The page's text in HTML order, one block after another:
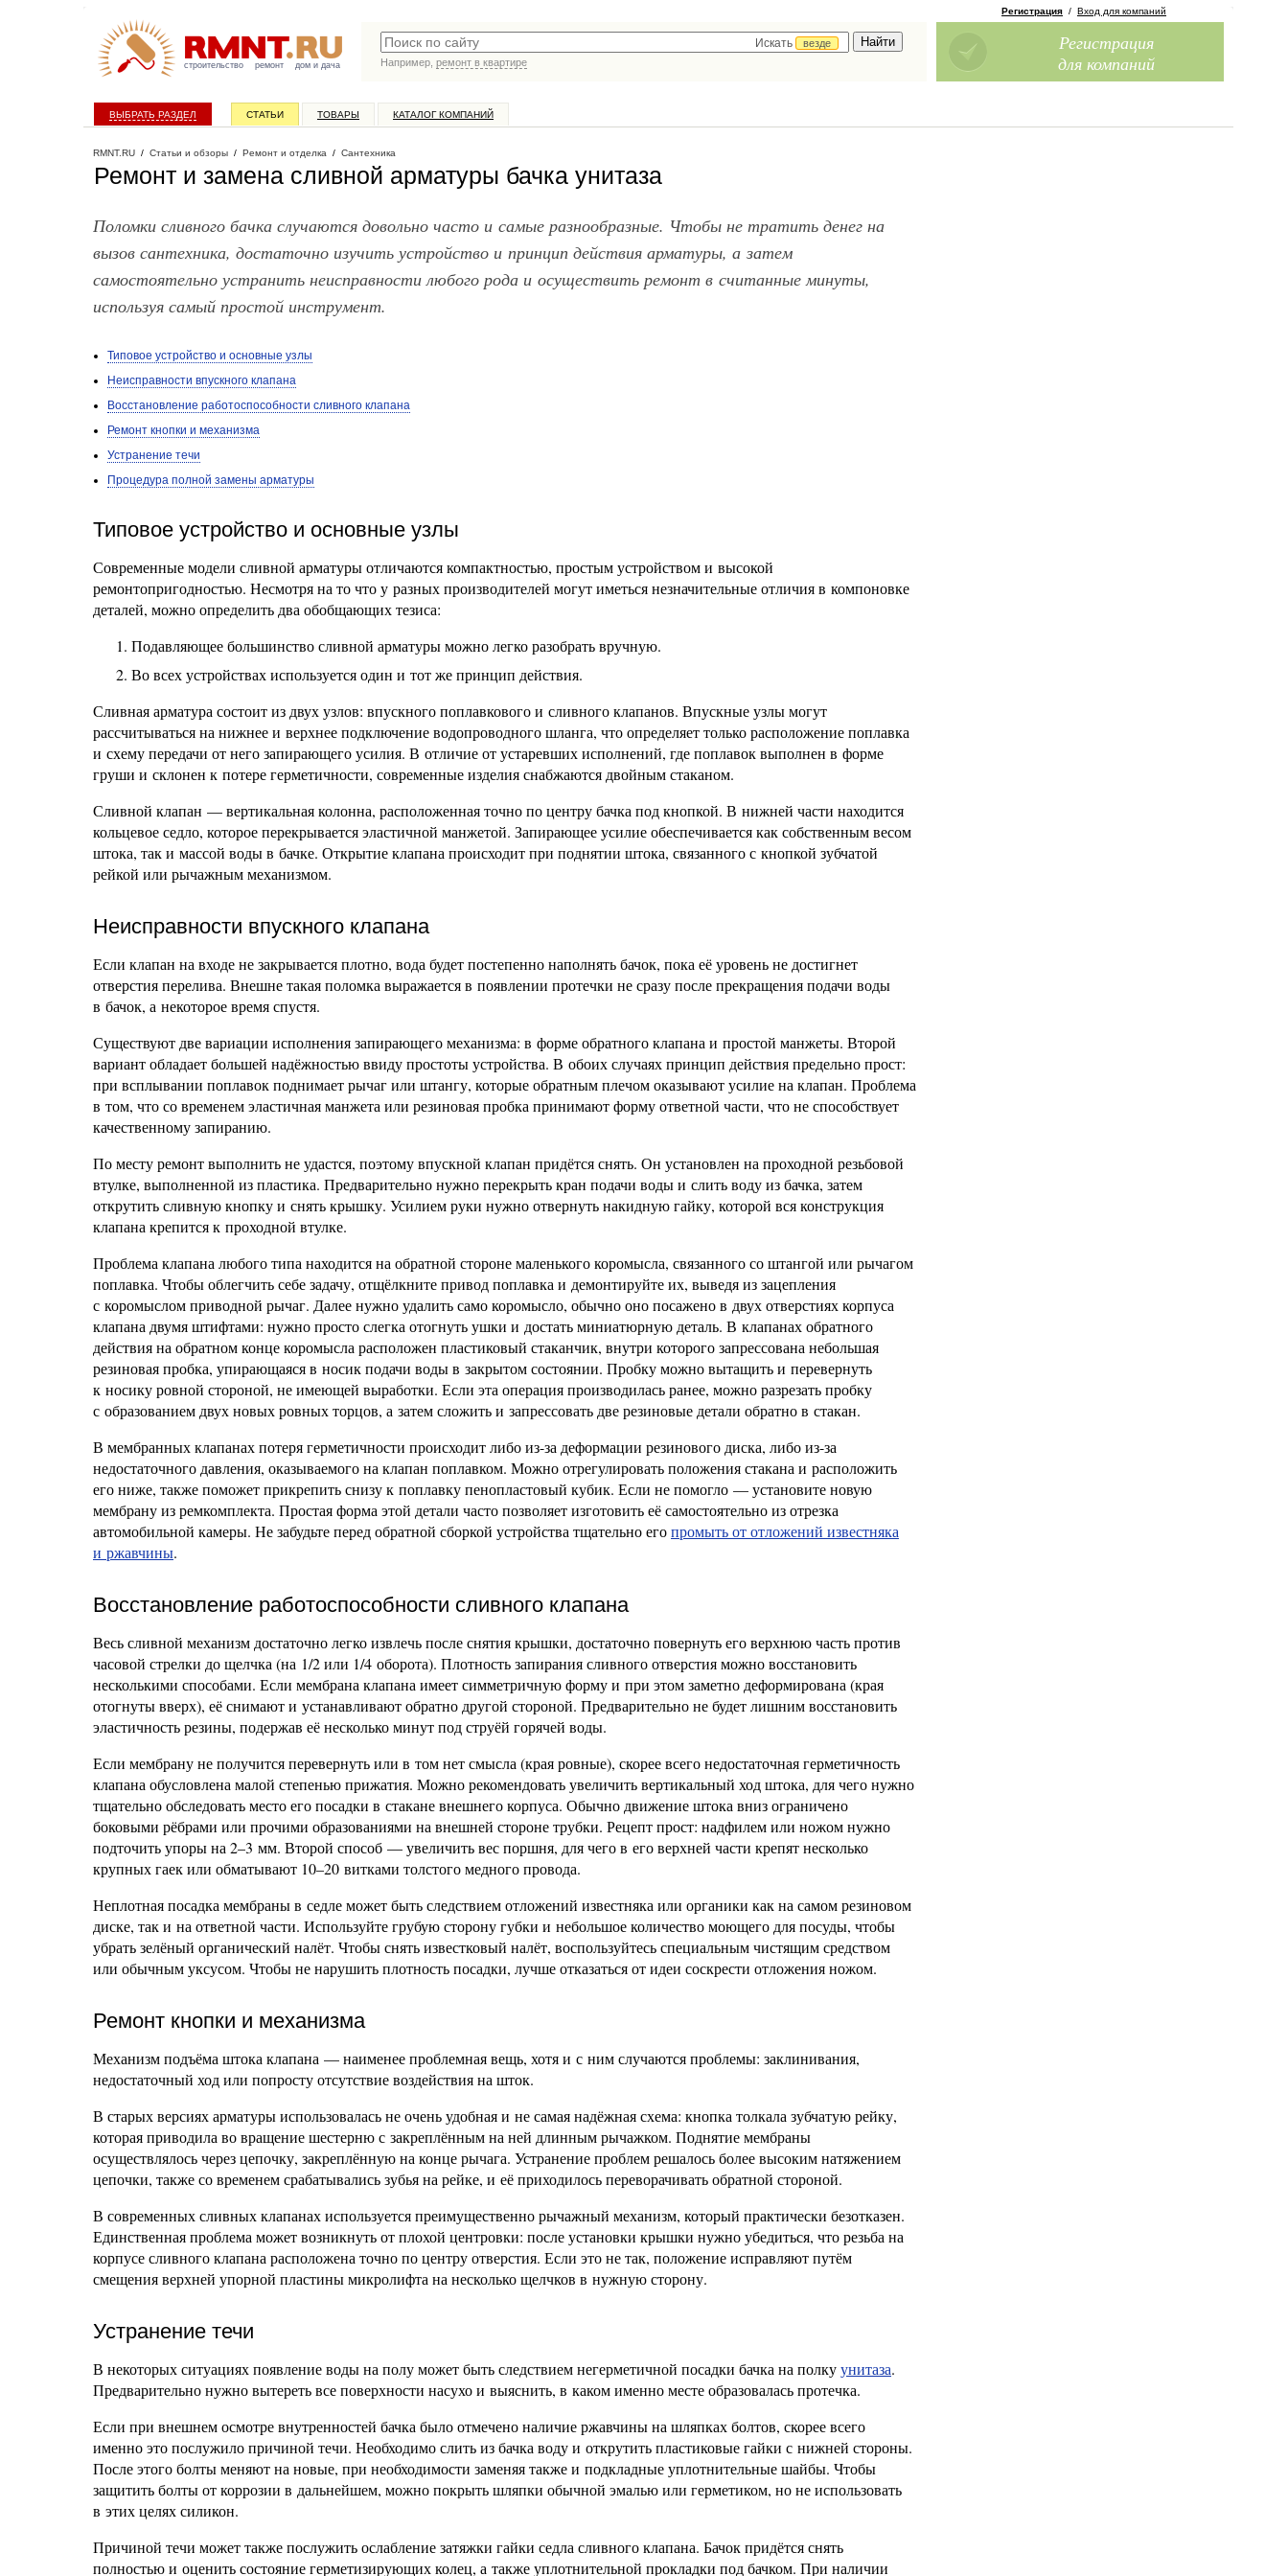
строительство ремонт дом и дача
Искать
везде
Например, ремонт в квартире
Регистрация / Вход для компаний
Регистрация
для компаний
ВЫБРАТЬ РАЗДЕЛ СТАТЬИ ТОВАРЫ КАТАЛОГ КОМПАНИЙ
RMNT.RU / Статьи и обзоры / Ремонт и отделка / Сантехника
Ремонт и замена сливной арматуры бачка унитаза
Поломки сливного бачка случаются довольно часто и самые разнообразные. Чтобы не тратить денег на
вызов сантехника, достаточно изучить устройство и принцип действия арматуры, а затем
самостоятельно устранить неисправности любого рода и осуществить ремонт в считанные минуты,
используя самый простой инструмент.
Типовое устройство и основные узлы
Неисправности впускного клапана
Восстановление работоспособности сливного клапана
Ремонт кнопки и механизма
Устранение течи
Процедура полной замены арматуры
Типовое устройство и основные узлы
Современные модели сливной арматуры отличаются компактностью, простым устройством и высокой
ремонтопригодностью. Несмотря на то что у разных производителей могут иметься незначительные отличия в компоновке
деталей, можно определить два обобщающих тезиса:
Подавляющее большинство сливной арматуры можно легко разобрать вручную.
Во всех устройствах используется один и тот же принцип действия.
Сливная арматура состоит из двух узлов: впускного поплавкового и сливного клапанов. Впускные узлы могут
рассчитываться на нижнее и верхнее подключение водопроводного шланга, что определяет только расположение поплавка
и схему передачи от него запирающего усилия. В отличие от устаревших исполнений, где поплавок выполнен в форме
груши и склонен к потере герметичности, современные изделия снабжаются двойным стаканом.
Сливной клапан — вертикальная колонна, расположенная точно по центру бачка под кнопкой. В нижней части находится
кольцевое седло, которое перекрывается эластичной манжетой. Запирающее усилие обеспечивается как собственным весом
штока, так и массой воды в бачке. Открытие клапана происходит при поднятии штока, связанного с кнопкой зубчатой
рейкой или рычажным механизмом.
Неисправности впускного клапана
Если клапан на входе не закрывается плотно, вода будет постепенно наполнять бачок, пока её уровень не достигнет
отверстия перелива. Внешне такая поломка выражается в появлении протечки не сразу после прекращения подачи воды
в бачок, а некоторое время спустя.
Существуют две вариации исполнения запирающего механизма: в форме обратного клапана и простой манжеты. Второй
вариант обладает большей надёжностью ввиду простоты устройства. В обоих случаях принцип действия предельно прост:
при всплывании поплавок поднимает рычаг или штангу, которые обратным плечом оказывают усилие на клапан. Проблема
в том, что со временем эластичная манжета или резиновая пробка принимают форму ответной части, что не способствует
качественному запиранию.
По месту ремонт выполнить не удастся, поэтому впускной клапан придётся снять. Он установлен на проходной резьбовой
втулке, выполненной из пластика. Предварительно нужно перекрыть кран подачи воды и слить воду из бачка, затем
открутить сливную кнопку и снять крышку. Усилием руки нужно отвернуть накидную гайку, которой вся конструкция
клапана крепится к проходной втулке.
Проблема клапана любого типа находится на обратной стороне маленького коромысла, связанного со штангой или рычагом
поплавка. Чтобы облегчить себе задачу, отщёлкните привод поплавка и демонтируйте их, выведя из зацепления
с коромыслом приводной рычаг. Далее нужно удалить само коромысло, обычно оно посажено в двух отверстиях корпуса
клапана двумя штифтами: нужно просто слегка отогнуть ушки и достать миниатюрную деталь. В клапанах обратного
действия на обратном конце коромысла расположен пластиковый стаканчик, внутри которого запрессована небольшая
резиновая пробка, упирающаяся в носик подачи воды в закрытом состоянии. Пробку можно вытащить и перевернуть
к носику ровной стороной, не имеющей выработки. Если эта операция производилась ранее, можно разрезать пробку
с образованием двух новых ровных торцов, а затем сложить и запрессовать две резиновые детали обратно в стакан.
В мембранных клапанах потеря герметичности происходит либо из-за деформации резинового диска, либо из-за
недостаточного давления, оказываемого на клапан поплавком. Можно отрегулировать положения стакана и расположить
его ниже, также поможет прикрепить снизу к поплавку пенопластовый кубик. Если не помогло — установите новую
мембрану из ремкомплекта. Простая форма этой детали часто позволяет изготовить её самостоятельно из отрезка
автомобильной камеры. Не забудьте перед обратной сборкой устройства тщательно егопромыть от отложений известняка
и ржавчины.
Восстановление работоспособности сливного клапана
Весь сливной механизм достаточно легко извлечь после снятия крышки, достаточно повернуть его верхнюю часть против
часовой стрелки до щелчка (на 1/2 или 1/4 оборота). Плотность запирания сливного отверстия можно восстановить
несколькими способами. Если мембрана клапана имеет симметричную форму и при этом заметно деформирована (края
отогнуты вверх), её снимают и устанавливают обратно другой стороной. Предварительно не будет лишним восстановить
эластичность резины, подержав её несколько минут под струёй горячей воды.
Если мембрану не получится перевернуть или в том нет смысла (края ровные), скорее всего недостаточная герметичность
клапана обусловлена малой степенью прижатия. Можно рекомендовать увеличить вертикальный ход штока, для чего нужно
тщательно обследовать место его посадки в стакане внешнего корпуса. Обычно движение штока вниз ограничено
боковыми рёбрами или прочими образованиями на внешней стороне трубки. Рецепт прост: надфилем или ножом нужно
подточить упоры на 2–3 мм. Второй способ — увеличить вес поршня, для чего в его верхней части крепят несколько
крупных гаек или обматывают 10–20 витками толстого медного провода.
Неплотная посадка мембраны в седле может быть следствием отложений известняка или органики как на самом резиновом
диске, так и на ответной части. Используйте грубую сторону губки и небольшое количество моющего для посуды, чтобы
убрать зелёный органический налёт. Чтобы снять известковый налёт, воспользуйтесь специальным чистящим средством
или обычным уксусом. Чтобы не нарушить плотность посадки, лучше отказаться от идеи соскрести отложения ножом.
Ремонт кнопки и механизма
Механизм подъёма штока клапана — наименее проблемная вещь, хотя и с ним случаются проблемы: заклинивания,
недостаточный ход или попросту отсутствие воздействия на шток.
В старых версиях арматуры использовалась не очень удобная и не самая надёжная схема: кнопка толкала зубчатую рейку,
которая приводила во вращение шестерню с закреплённым на ней длинным рычажком. Поднятие мембраны
осуществлялось через цепочку, закреплённую на конце рычага. Устранение проблем решалось более высоким натяжением
цепочки, также со временем срабатывались зубья на рейке, и её приходилось переворачивать обратной стороной.
В современных сливных клапанах используется преимущественно рычажный механизм, который практически безотказен.
Единственная проблема может возникнуть от плохой центровки: после установки крышки нужно убедиться, что резьба на
корпусе сливного клапана расположена точно по центру отверстия. Если это не так, положение исправляют путём
смещения верхней упорной пластины микролифта на несколько щелчков в нужную сторону.
Устранение течи
В некоторых ситуациях появление воды на полу может быть следствием негерметичной посадки бачка на полкуунитаза.
Предварительно нужно вытереть все поверхности насухо и выяснить, в каком именно месте образовалась протечка.
Если при внешнем осмотре внутренностей бачка было отмечено наличие ржавчины на шляпках болтов, скорее всего
именно это послужило причиной течи. Необходимо слить из бачка воду и открутить пластиковые гайки с нижней стороны.
После этого болты меняют на новые, при необходимости заменяя также и подкладные уплотнительные шайбы. Чтобы
защитить болты от коррозии в дальнейшем, можно покрыть шляпки обычной эмалью или герметиком, но не использовать
в этих целях силикон.
Причиной течи может также послужить ослабление затяжки гайки седла сливного клапана. Бачок придётся снять
полностью и оценить состояние герметизирующих колец, а также уплотнительной прокладки под бачком. При наличии